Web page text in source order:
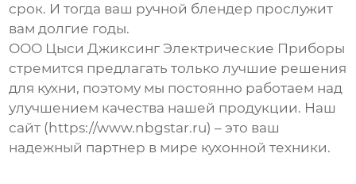
срок. И тогда ваш ручной блендер прослужит
вам долгие годы.
ООО Цыси Джиксинг Электрические Приборы
стремится предлагать только лучшие решения
для кухни, поэтому мы постоянно работаем над
улучшением качества нашей продукции. Наш
сайт (https://www.nbgstar.ru) – это ваш
надежный партнер в мире кухонной техники.